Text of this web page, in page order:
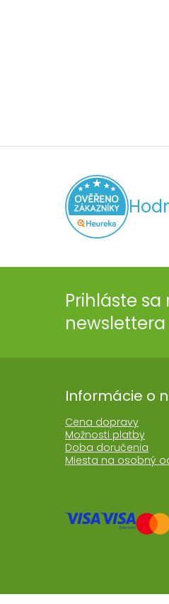
Prihláste
newslettera
Informácie o
Cena dopravy
Možnosti platby
Doba doručenia
Miesta na osobný